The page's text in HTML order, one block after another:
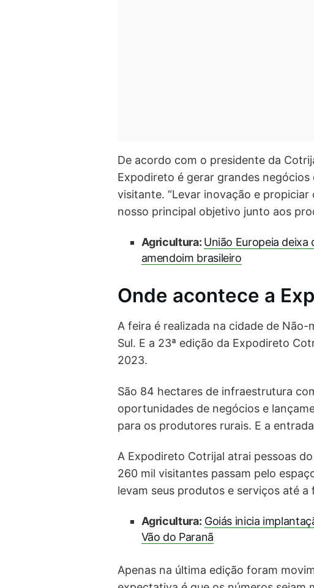
De acordo com o presidente da
Expodireto é gerar grandes
visitante. “Levar inovação e
nosso principal objetivo junto aos
Agricultura: União Europeia
amendoim brasileiro
Onde acontece a
A feira é realizada na cidade de
Sul. E a 23ª edição da Expodireto
2023.
São 84 hectares de infraestrutura
oportunidades de negócios e
para os produtores rurais. E a
A Expodireto Cotrijal atrai pessoas
260 mil visitantes passam pelo
levam seus produtos e serviços até a
Agricultura: Goiás inicia
Vão do Paranã
Apenas na última edição foram